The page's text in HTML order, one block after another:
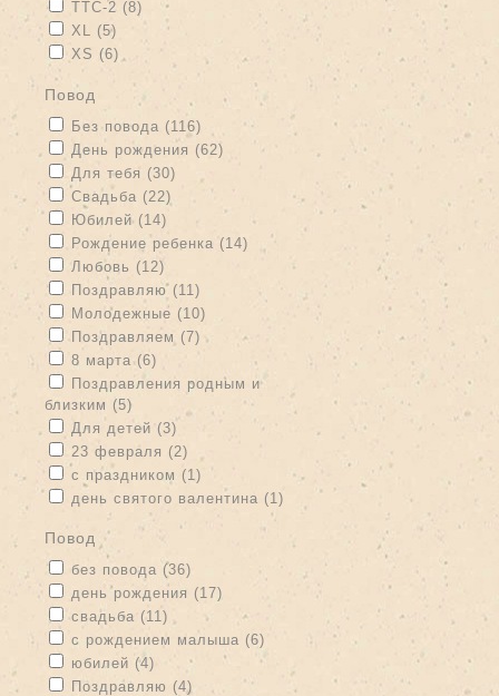
Apply TTC-2 filter
TTC-2 (8) Apply TTC-2 filter
Apply XL filter
XL (5) Apply XL filter
Apply XS filter
XS (6)
повод
Apply Без повода filter
Без повода (116) Apply Без повода filter
Apply День рождения filter
День рождения (62) Apply День рождения filter
Apply Для тебя filter
Для тебя (30)
Apply Свадьба filter
Свадьба (22) Apply Свадьба filter
Apply Юбилей filter
Юбилей (14) Apply Юбилей filter
Apply Рождение ребенка filter
Рождение ребенка (14) Apply Рождение ребенка filter
Apply Любовь filter
Любовь (12) Apply Любовь filter
Apply Поздравляю filter
Поздравляю (11) Apply Поздравляю filter
Apply Молодежные filter
Молодежные (10) Apply Молодежные filter
Apply Поздравляем filter
Поздравляем (7) Apply Поздравляем filter
Apply 8 марта filter
8 марта (6)
Apply Поздравления родным и близким filter
Поздравления родным и
близким (5) Apply Поздравления родным и близким filter
Apply Для детей filter
Для детей (3)Apply Для детей filter
Apply 23 февраля filter
23 февраля (2)
Apply с праздником filter
с праздником (1) Apply с праздником filter
Apply день святого валентина filter
день святого валентина (1) Apply день святого
Повод
Apply без повода filter
без повода (36) Apply без повода filter
Apply день рождения filter
день рождения (17) Apply день рождения filter
Apply свадьба filter
свадьба (11) Apply свадьба filter
Apply с рождением малыша filter
с рождением малыша (6) Apply с рождением малыша
Apply юбилей filter
юбилей (4) Apply юбилей filter
Apply Поздравляю filter
Поздравляю (4) Apply Поздравляю filter